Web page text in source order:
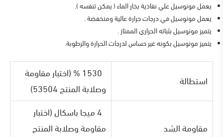
يعمل مونوسيل علي نفاذية بخار الماء ( يمكن تنفسه ).
يعمل مونوسيل في درجات حرارة عالية ومنخفضة .
يتميز مونوسيل بثباته الحراري الممتاز .
يتميز مونوسيل بكونه غير حساس لدرجات الحرارة والرطوبة.
استطالة
1530 % (اختبار مقاومة
وصلابة المنتج 53504)
مقاومة الشد
4 ميجا باسكال (اختبار
مقاومة وصلابة المنتج